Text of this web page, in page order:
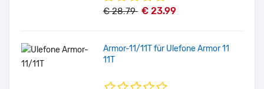
€ 28.79 € 23.99
Armor-11/11T für Ulefone Armor 11
11T